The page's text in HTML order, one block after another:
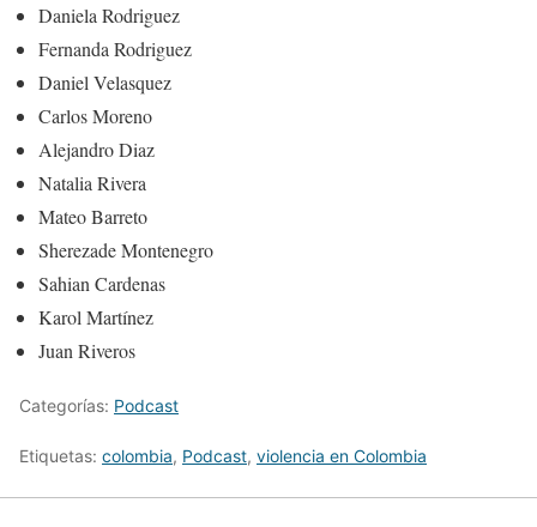
Daniela Rodriguez
Fernanda Rodriguez
Daniel Velasquez
Carlos Moreno
Alejandro Diaz
Natalia Rivera
Mateo Barreto
Sherezade Montenegro
Sahian Cardenas
Karol Martínez
Juan Riveros
Categorías: Podcast
Etiquetas: colombia, Podcast, violencia en Colombia